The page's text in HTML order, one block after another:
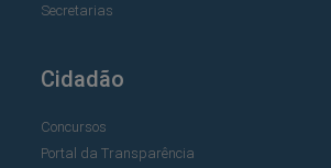
Secretarias
Cidadão
Concursos
Portal da Transparência